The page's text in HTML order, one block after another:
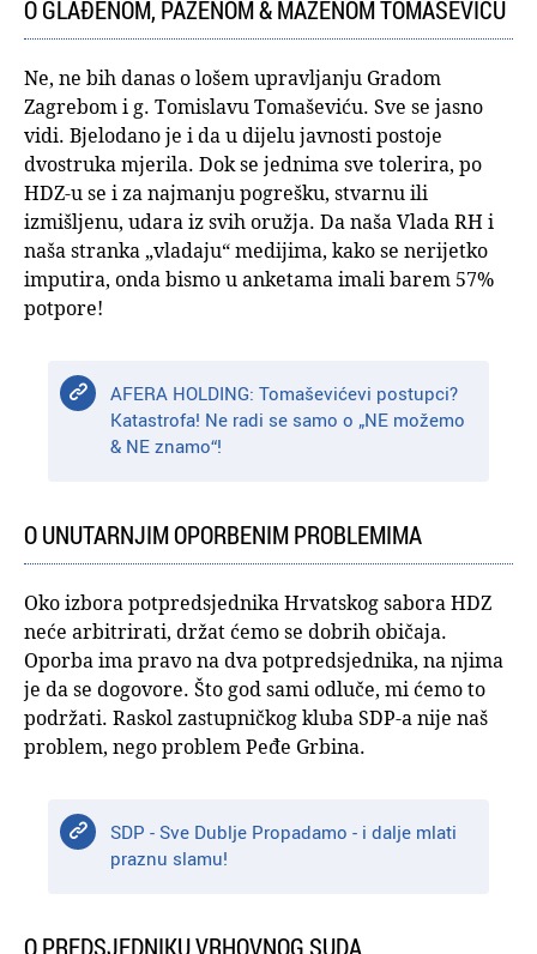
O GLAĐENOM, PAŽENOM & MAŽENOM TOMAŠEVIĆU
Ne, ne bih danas o lošem upravljanju Gradom
Zagrebom i g. Tomislavu Tomaševiću. Sve se jasno
vidi. Bjelodano je i da u dijelu javnosti postoje
dvostruka mjerila. Dok se jednima sve tolerira, po
HDZ-u se i za najmanju pogrešku, stvarnu ili
izmišljenu, udara iz svih oružja. Da naša Vlada RH i
naša stranka „vladaju“ medijima, kako se nerijetko
imputira, onda bismo u anketama imali barem 57%
potpore!
AFERA HOLDING: Tomaševićevi postupci?
Katastrofa! Ne radi se samo o „NE možemo
& NE znamo“!
O UNUTARNJIM OPORBENIM PROBLEMIMA
Oko izbora potpredsjednika Hrvatskog sabora HDZ
neće arbitrirati, držat ćemo se dobrih običaja.
Oporba ima pravo na dva potpredsjednika, na njima
je da se dogovore. Što god sami odluče, mi ćemo to
podržati. Raskol zastupničkog kluba SDP-a nije naš
problem, nego problem Peđe Grbina.
SDP - Sve Dublje Propadamo - i dalje mlati
praznu slamu!
O PREDSJEDNIKU VRHOVNOG SUDA